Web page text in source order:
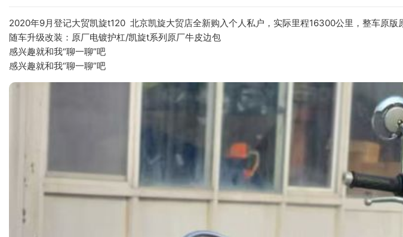
2020年9月登记大贸凯旋t120  北京凯旋大贸店全新购入个人私户，实际里程16300公里，整车原版
随车升级改装：原厂电镀护杠/凯旋t系列原厂牛皮边包
感兴趣就和我“聊一聊”吧
感兴趣就和我“聊一聊”吧